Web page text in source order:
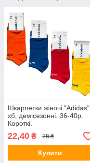
Шкарпетки жіночі "Adidas"
хб, демісезонні. 36-40р.
Короткі.
22,40 ₴ 28 ₴
Купити